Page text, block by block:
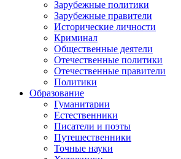
Зарубежные политики
Зарубежные правители
Исторические личности
Криминал
Общественные деятели
Отечественные политики
Отечественные правители
Политики
Образование
Гуманитарии
Естественники
Писатели и поэты
Путешественники
Точные науки